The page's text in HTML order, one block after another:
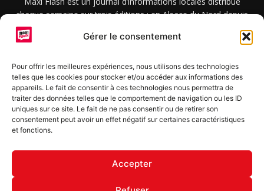
Gérer le consentement
Pour offrir les meilleures expériences, nous utilisons des technologies
telles que les cookies pour stocker et/ou accéder aux informations des
appareils. Le fait de consentir à ces technologies nous permettra de
traiter des données telles que le comportement de navigation ou les ID
uniques sur ce site. Le fait de ne pas consentir ou de retirer son
consentement peut avoir un effet négatif sur certaines caractéristiques
et fonctions.
Accepter
chaque semaine sur trois éditions : en Alsace du Nord depuis
2015, dans les secteurs d’Obernai-Molsheim-Erstein depuis
2022, et à Colmar, Vignoble et Plaine depuis 2023.
SUIVEZ-NOUS
S'inscrire à la newsletter